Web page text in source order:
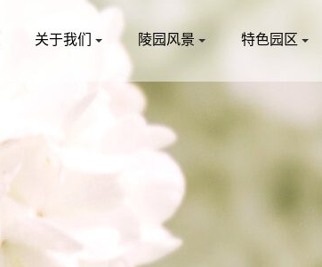
关于我们 陵园风景 特色园区